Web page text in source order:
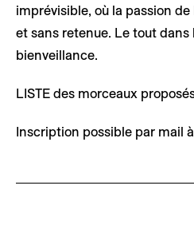
imprévisible, où la passion
et sans retenue. Le tout
bienveillance.
LISTE des morceaux
Inscription possible par mail